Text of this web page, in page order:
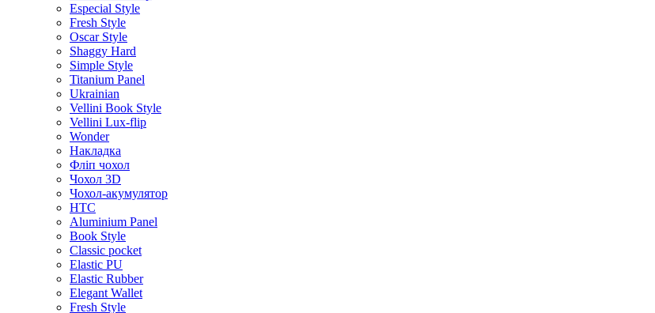
Especial Style
Fresh Style
Oscar Style
Shaggy Hard
Simple Style
Titanium Panel
Ukrainian
Vellini Book Style
Vellini Lux-flip
Wonder
Накладка
Фліп чохол
Чохол 3D
Чохол-акумулятор
HTC
Aluminium Panel
Book Style
Classic pocket
Elastic PU
Elastic Rubber
Elegant Wallet
Fresh Style